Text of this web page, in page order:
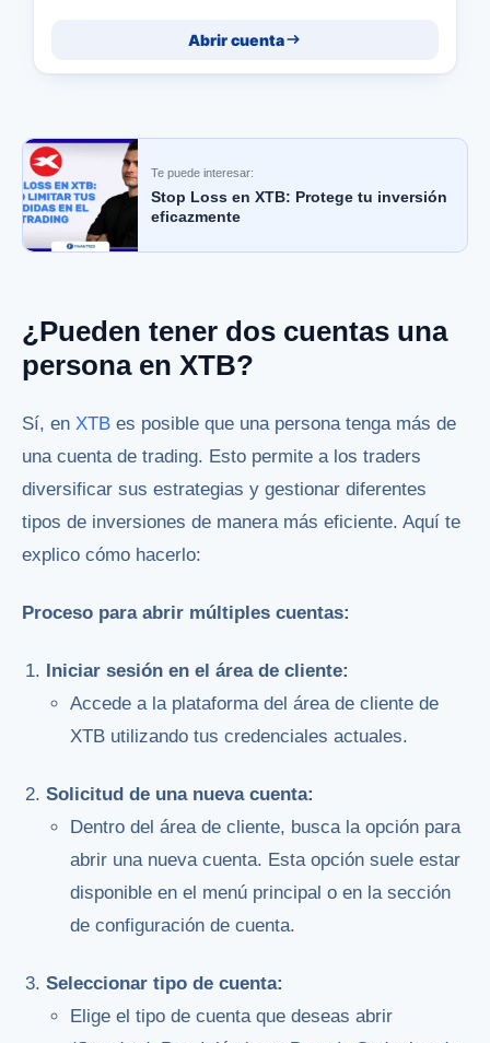
Abrir cuenta
Te puede interesar:
Stop Loss en XTB: Protege tu inversión
eficazmente
¿Pueden tener dos cuentas una
persona en XTB?
Sí, en XTB es posible que una persona tenga más de
una cuenta de trading. Esto permite a los traders
diversificar sus estrategias y gestionar diferentes
tipos de inversiones de manera más eficiente. Aquí te
explico cómo hacerlo:
Proceso para abrir múltiples cuentas:
Iniciar sesión en el área de cliente:
Accede a la plataforma del área de cliente de
XTB utilizando tus credenciales actuales.
Solicitud de una nueva cuenta:
Dentro del área de cliente, busca la opción para
abrir una nueva cuenta. Esta opción suele estar
disponible en el menú principal o en la sección
de configuración de cuenta.
Seleccionar tipo de cuenta:
Elige el tipo de cuenta que deseas abrir